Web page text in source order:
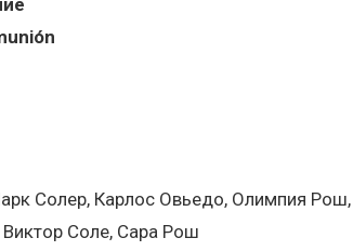
Солер, Карлос Овьедо, Олимпия Рош,
Соле, Сара Рош